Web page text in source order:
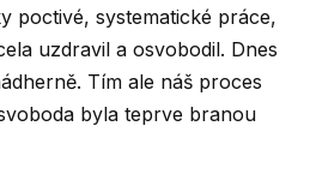
poctivé, systematické práce,
uzdravil a osvobodil. Dnes
Tím ale náš proces
byla teprve branou